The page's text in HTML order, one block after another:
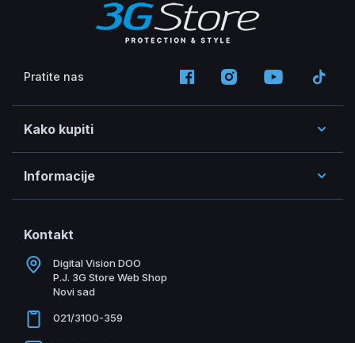
Pratite nas
Kako kupiti
Informacije
Kontakt
Digital Vision DOO
P.J. 3G Store Web Shop
Novi sad
021/3100-359